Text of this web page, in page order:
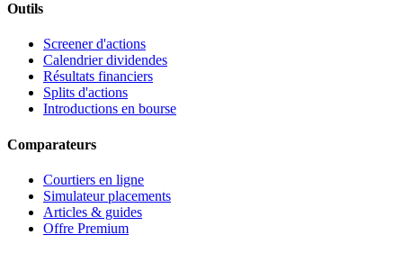
Outils
Screener d'actions
Calendrier dividendes
Résultats financiers
Splits d'actions
Introductions en bourse
Comparateurs
Courtiers en ligne
Simulateur placements
Articles & guides
Offre Premium